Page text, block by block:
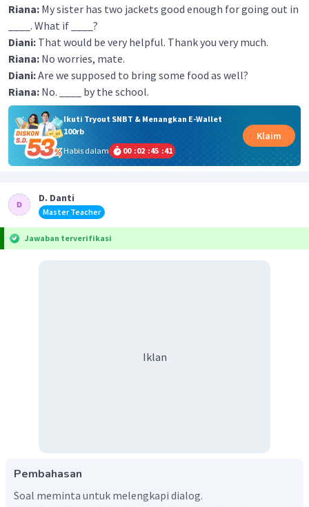
Riana: My sister has two jackets good enough for going out in
____. What if ____?
Diani: That would be very helpful. Thank you very much.
Riana: No worries, mate.
Diani:Are we supposed to bring some food as well?
Riana: No. ____ by the school.
Ikuti Tryout SNBT & Menangkan E-Wallet
100rb
Habis dalam
00 :02 :45 :41
Klaim
D. Danti
Master Teacher
Jawaban terverifikasi
Iklan
Pembahasan
Soal meminta untuk melengkapi dialog.